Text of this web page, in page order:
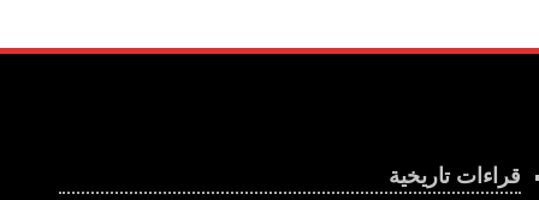
قراءات تاريخية